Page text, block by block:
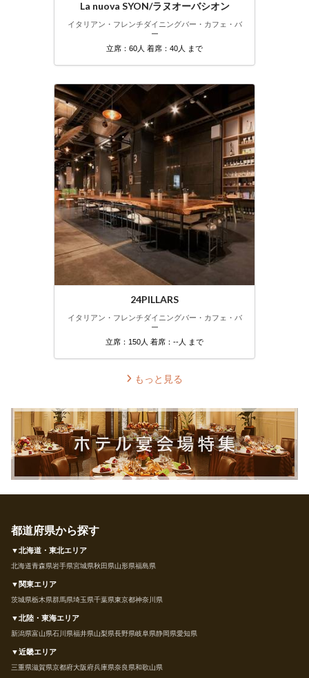
La nuova SYON/ラヌオーバシオン
イタリアン・フレンチダイニングバー・カフェ・バ
ー
立席：60人 着席：40人 まで
24PILLARS
イタリアン・フレンチダイニングバー・カフェ・バ
ー
立席：150人 着席：--人 まで
もっと見る
都道府県から探す
▼北海道・東北エリア
北海道青森県岩手県宮城県秋田県山形県福島県
▼関東エリア
茨城県栃木県群馬県埼玉県千葉県東京都神奈川県
▼北陸・東海エリア
新潟県富山県石川県福井県山梨県長野県岐阜県静岡県愛知県
▼近畿エリア
三重県滋賀県京都府大阪府兵庫県奈良県和歌山県